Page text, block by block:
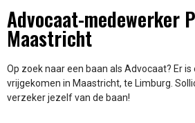
Advocaat-medewerker
Maastricht
Op zoek naar een baan als Advocaat? Er
vrijgekomen in Maastricht, te Limburg.
verzeker jezelf van de baan!